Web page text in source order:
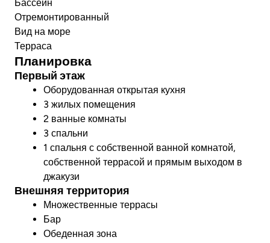
Бассейн
Отремонтированный
Вид на море
Терраса
Планировка
Первый этаж
Оборудованная открытая кухня
3 жилых помещения
2 ванные комнаты
3 спальни
1 спальня с собственной ванной комнатой,
собственной террасой и прямым выходом в
джакузи
Внешняя территория
Множественные террасы
Бар
Обеденная зона